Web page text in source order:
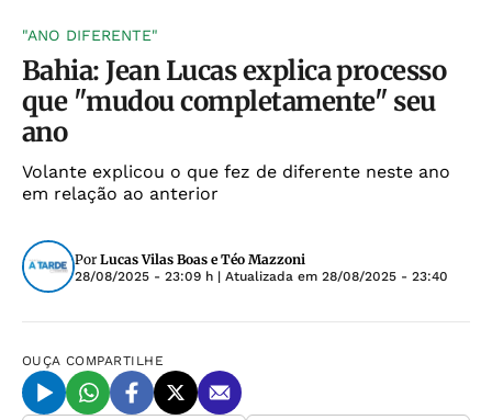
"ANO DIFERENTE"
Bahia: Jean Lucas explica processo
que "mudou completamente" seu
ano
Volante explicou o que fez de diferente neste ano
em relação ao anterior
Por Lucas Vilas Boas e Téo Mazzoni
28/08/2025 - 23:09 h | Atualizada em 28/08/2025 - 23:40
OUÇA COMPARTILHE